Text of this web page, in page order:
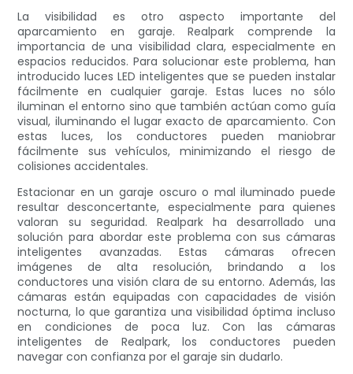
La visibilidad es otro aspecto importante del
aparcamiento en garaje. Realpark comprende la
importancia de una visibilidad clara, especialmente en
espacios reducidos. Para solucionar este problema, han
introducido luces LED inteligentes que se pueden instalar
fácilmente en cualquier garaje. Estas luces no sólo
iluminan el entorno sino que también actúan como guía
visual, iluminando el lugar exacto de aparcamiento. Con
estas luces, los conductores pueden maniobrar
fácilmente sus vehículos, minimizando el riesgo de
colisiones accidentales.
Estacionar en un garaje oscuro o mal iluminado puede
resultar desconcertante, especialmente para quienes
valoran su seguridad. Realpark ha desarrollado una
solución para abordar este problema con sus cámaras
inteligentes avanzadas. Estas cámaras ofrecen
imágenes de alta resolución, brindando a los
conductores una visión clara de su entorno. Además, las
cámaras están equipadas con capacidades de visión
nocturna, lo que garantiza una visibilidad óptima incluso
en condiciones de poca luz. Con las cámaras
inteligentes de Realpark, los conductores pueden
navegar con confianza por el garaje sin dudarlo.